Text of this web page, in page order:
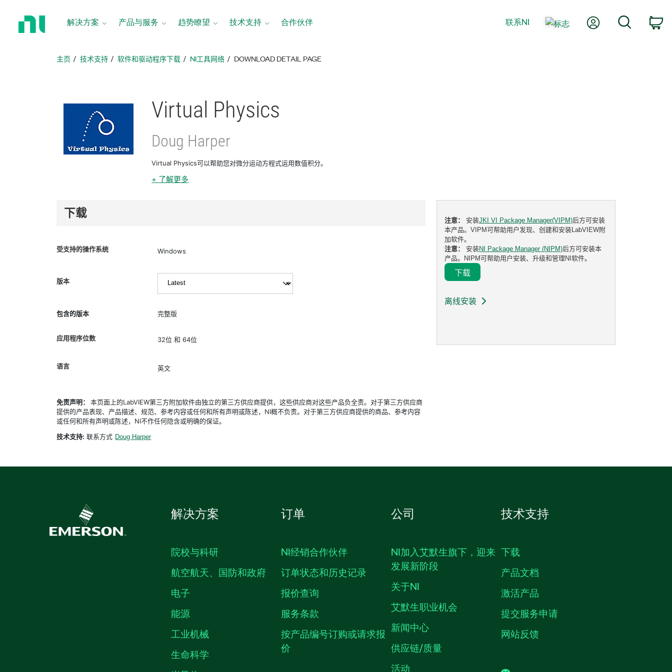
解决方案 产品与服务 趋势瞭望 技术支持 合作伙伴 联系NI 我的账户
主页 技术支持 软件和驱动程序下载 NI工具网络 DOWNLOAD DETAIL PAGE
Virtual Physics
Doug Harper
Virtual Physics可以帮助您对微分运动方程式运用数值积分。
+ 了解更多
下载
受支持的操作系统 Windows
版本
包含的版本 完整版
应用程序位数 32位 和 64位
语言 英文
免责声明：本页面上的LabVIEW第三方附加软件由独立的第三方供应商提供，这些供应商对这些产品负全责。对于第三方供应商
提供的产品表现、产品描述、规范、参考内容或任何和所有声明或陈述，NI概不负责。对于第三方供应商提供的商品、参考内容
或任何和所有声明或陈述，NI不作任何隐含或明确的保证。
技术支持: 联系方式 Doug Harper
注意： 安装JKI VI Package Manager(VIPM)后方可安装
本产品。VIPM可帮助用户发现、创建和安装LabVIEW附
加软件。
注意： 安装NI Package Manager (NIPM)后方可安装本
产品。NIPM可帮助用户安装、升级和管理NI软件。
下载
离线安装
解决方案
院校与科研
航空航天、国防和政府
电子
能源
工业机械
生命科学
订单
NI经销合作伙伴
订单状态和历史记录
报价查询
服务条款
按产品编号订购或请求报
价
公司
NI加入艾默生旗下，迎来
发展新阶段
关于NI
艾默生职业机会
新闻中心
供应链/质量
活动
技术支持
下载
产品文档
激活产品
提交服务申请
网站反馈